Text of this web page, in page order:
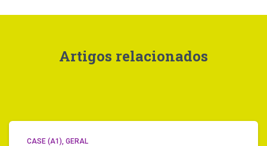
Artigos relacionados
CASE (A1) GERAL